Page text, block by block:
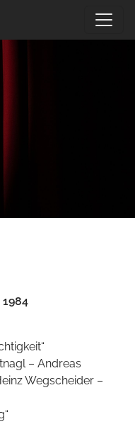
1984
– Andreas
Wegscheider –